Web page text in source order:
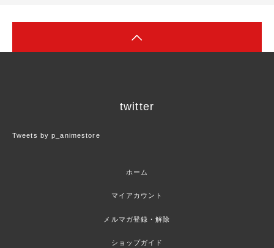
twitter
Tweets by p_animestore
ホーム
マイアカウント
メルマガ登録・解除
ショップガイド